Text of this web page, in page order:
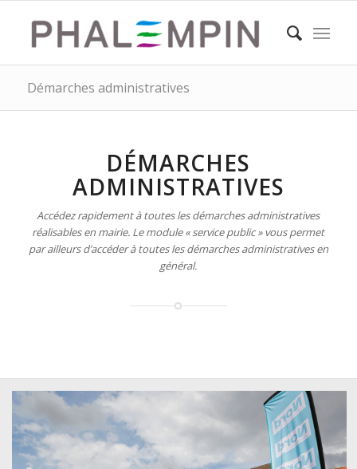
Démarches administratives
DÉMARCHES
ADMINISTRATIVES
Accédez rapidement à toutes les démarches administratives
réalisables en mairie. Le module « service public » vous permet
par ailleurs d’accéder à toutes les démarches administratives en
général.